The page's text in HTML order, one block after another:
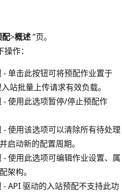
配>概述”页。
作：
- 单击此按钮可将预配作业置于
站批量上传请求有效负载。
- 使用此选项暂停/停止预配作
- 使用该选项可以清除所有待处理
启动新的配置周期。
- 使用此选项可编辑作业设置、属
架构。
- API 驱动的入站预配不支持此功